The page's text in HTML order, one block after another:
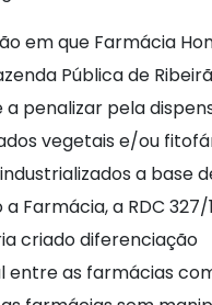
em que Farmácia
Pública de
penalizar pela
vegetais e/ou
a base
Farmácia, a RDC
criado diferenciação
entre as farmácias